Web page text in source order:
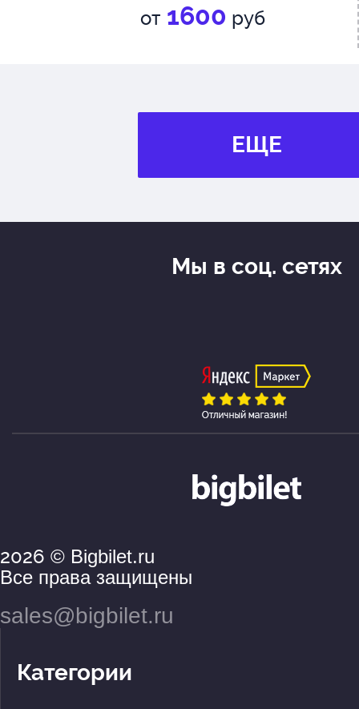
от 1600 руб
ЕЩЕ
2026 © Bigbilet.ru
Все права защищены
sales@bigbilet.ru
Категории
Мы в соц. сетях